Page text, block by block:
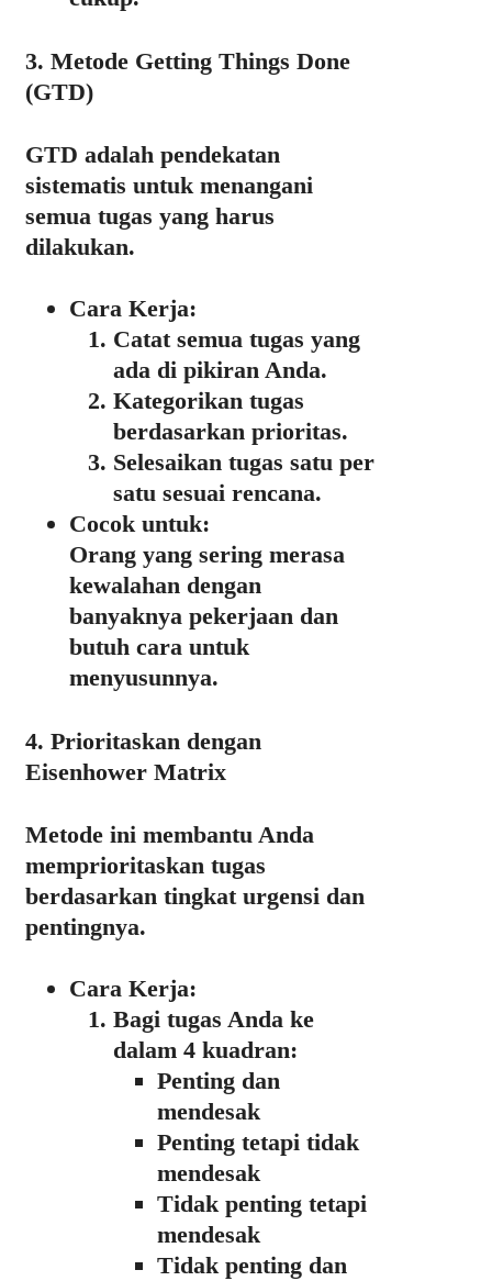
3. Metode Getting Things Done
(GTD)
GTD adalah pendekatan
sistematis untuk menangani
semua tugas yang harus
dilakukan.
Cara Kerja:
Catat semua tugas yang
ada di pikiran Anda.
Kategorikan tugas
berdasarkan prioritas.
Selesaikan tugas satu per
satu sesuai rencana.
Cocok untuk:
Orang yang sering merasa
kewalahan dengan
banyaknya pekerjaan dan
butuh cara untuk
menyusunnya.
4. Prioritaskan dengan
Eisenhower Matrix
Metode ini membantu Anda
memprioritaskan tugas
berdasarkan tingkat urgensi dan
pentingnya.
Cara Kerja:
Bagi tugas Anda ke
dalam 4 kuadran:
Penting dan
mendesak
Penting tetapi tidak
mendesak
Tidak penting tetapi
mendesak
Tidak penting dan